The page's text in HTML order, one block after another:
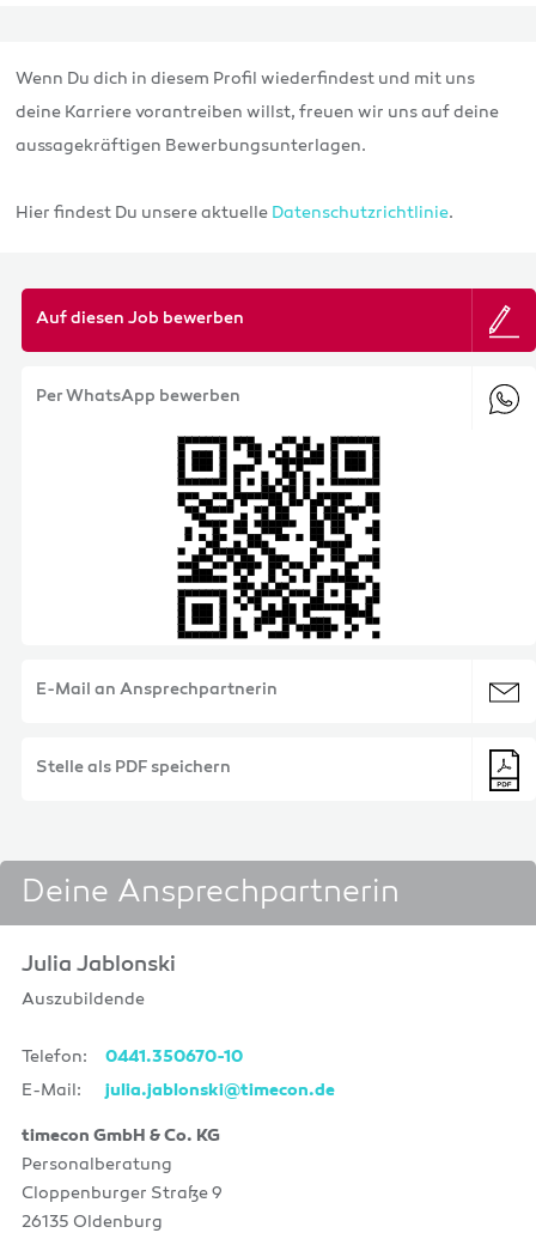
Wenn Du dich in diesem Profil wiederfindest und mit uns
deine Karriere vorantreiben willst, freuen wir uns auf deine
aussagekräftigen Bewerbungsunterlagen.
Hier findest Du unsere aktuelle Datenschutzrichtlinie.
Auf diesen Job bewerben
Per WhatsApp bewerben
E-Mail an Ansprechpartnerin
Stelle als PDF speichern
Deine Ansprechpartnerin
Julia Jablonski
Auszubildende
Telefon: 0441.350670-10
E-Mail: julia.jablonski@timecon.de
timecon GmbH & Co. KG
Personalberatung
Cloppenburger Straße 9
26135 Oldenburg